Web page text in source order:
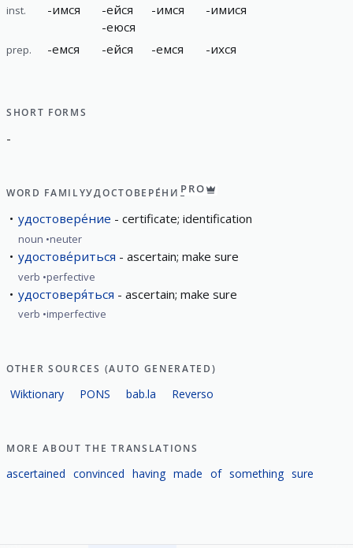
inst. -имся -ейся
-еюся
-имся -имися
prep. -емся -ейся -емся -ихся
SHORT FORMS
-
WORD FAMILYУДОСТОВЕРЕ́НИЕPRO
удостовере́ние certificate; identification
noun neuter
удостове́риться ascertain; make sure
verb perfective
удостоверя́ться ascertain; make sure
verb imperfective
OTHER SOURCES (AUTO GENERATED)
Wiktionary PONS bab.la Reverso
MORE ABOUT THE TRANSLATIONS
ascertained convinced having made of something sure